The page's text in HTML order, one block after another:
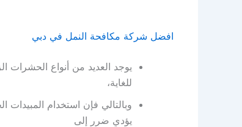
افضل شركة مكافحة النمل في دبي
يوجد العديد من أنواع الحشرات
للغاية،
وبالتالي فإن استخدام
يؤدي ضرر إلى